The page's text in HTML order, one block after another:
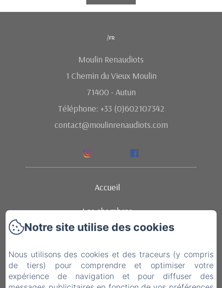
/fr
Moulin Renaudiots
1 Chemin du Vieux Moulin
71400 - Autun
Téléphone: +33 (0)602107342
contact@moulinrenaudiots.com
Accueil
Les chambres
Ambiance
Restauration
Contact
Notre site utilise des cookies
Nous utilisons des cookies et des traceurs (y compris
de tiers) pour comprendre et optimiser votre
expérience de navigation et pour diffuser des